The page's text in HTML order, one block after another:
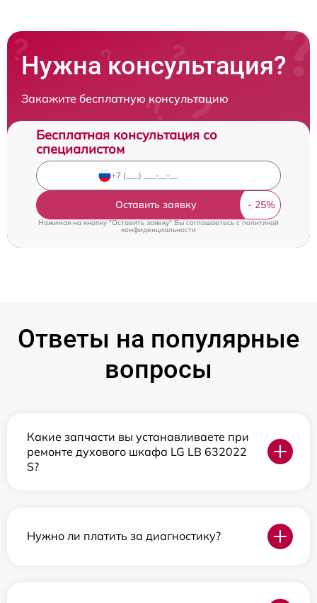
Нужна консультация?
Закажите бесплатную консультацию
Бесплатная консультация со
специалистом
Оставить заявку
Нажимая на кнопку "Оставить заявку" Вы соглашаетесь cполитикой
конфиденциальности
Ответы на популярные
вопросы
Какие запчасти вы устанавливаете при
ремонте духового шкафа LG LB 632022
S?
Нужно ли платить за диагностику?